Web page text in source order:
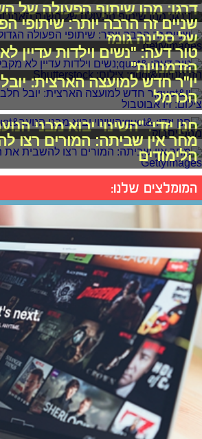
דרגו: מהו שיתוף הפעולה של
שניים זה הרבה יותר: שיתופי
של סלינה גומז
טור דעה: "נשים וילדות עדיין
הזדמנויות"
יו"ר חדש למועצה הארצית:
הכרמל
חנן יזדי: "השינוי יבוא מבני
מחר אין שביתה: המורים רצו
הלימודים
המומלצים שלנו: